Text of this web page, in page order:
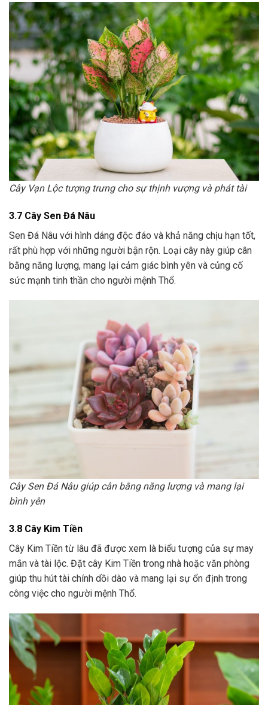
Cây Vạn Lộc tượng trưng cho sự thịnh vượng và phát tài
3.7 Cây Sen Đá Nâu
Sen Đá Nâu với hình dáng độc đáo và khả năng chịu hạn tốt,
rất phù hợp với những người bận rộn. Loại cây này giúp cân
bằng năng lượng, mang lại cảm giác bình yên và củng cố
sức mạnh tinh thần cho người mệnh Thổ.
Cây Sen Đá Nâu giúp cân bằng năng lượng và mang lại
bình yên
3.8 Cây Kim Tiền
Cây Kim Tiền từ lâu đã được xem là biểu tượng của sự may
mắn và tài lộc. Đặt cây Kim Tiền trong nhà hoặc văn phòng
giúp thu hút tài chính dồi dào và mang lại sự ổn định trong
công việc cho người mệnh Thổ.